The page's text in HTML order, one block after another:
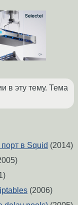
в эту тему. Тема
в Squid (2014)
(2006)